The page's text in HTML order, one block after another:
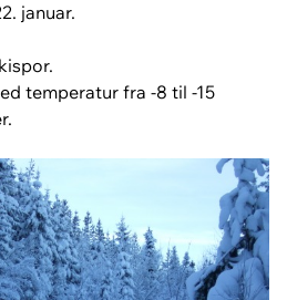
januar.
temperatur fra -8 til -15